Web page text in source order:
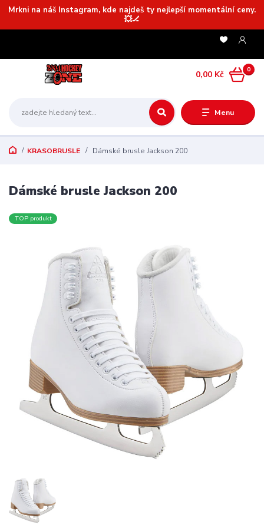
Mrkni na náš Instagram, kde najdeš ty nejlepší momentální ceny.
💥🏒
Menu
0
0,00 Kč
KRASOBRUSLE Dámské brusle Jackson 200
Dámské brusle Jackson 200
TOP produkt